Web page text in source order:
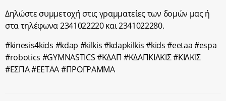
Δηλώστε συμμετοχή στις γραμματείες των δομών μας ή
στα τηλέφωνα 2341022220 και 2341022280.
#kinesis4kids #kdap #kilkis #kdapkilkis #kids #eetaa #espa
#robotics #GYMNASTICS #ΚΔΑΠ #ΚΔΑΠΚΙΛΚΙΣ #ΚΙΛΚΙΣ
#ΕΣΠΑ #ΕΕΤΑΑ #ΠΡΟΓΡΑΜΜΑ